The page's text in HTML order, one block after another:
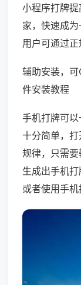
小程序打牌
家，快速成
用户可通过正
辅助安装，
件安装教程
手机打牌可以
十分简单，
规律，只需
生成出手机
或者使用手机